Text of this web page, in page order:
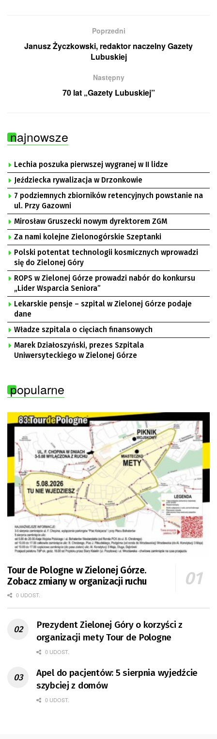
Poprzedni
Janusz Życzkowski, redaktor naczelny Gazety
Lubuskiej
Następny
70 lat „Gazety Lubuskiej”
najnowsze
Lechia poszuka pierwszej wygranej w II lidze
Jeździecka rywalizacja w Drzonkowie
7 podziemnych zbiorników retencyjnych powstanie na
ul. Przy Gazowni
Mirosław Gruszecki nowym dyrektorem ZGM
Za nami kolejne Zielonogórskie Szeptanki
Polski potentat technologii kosmicznych wprowadzi
się do Zielonej Góry
ROPS w Zielonej Górze prowadzi nabór do konkursu
„Lider Wsparcia Seniora”
Lekarskie pensje – szpital w Zielonej Górze podaje
dane
Władze szpitala o cięciach finansowych
Marek Działoszyński, prezes Szpitala
Uniwersyteckiego w Zielonej Górze
popularne
Tour de Pologne w Zielonej Górze.
Zobacz zmiany w organizacji ruchu
0 UDOST.
Prezydent Zielonej Góry o korzyści z
organizacji mety Tour de Pologne
0 UDOST.
Apel do pacjentów: 5 sierpnia wyjedźcie
szybciej z domów
0 UDOST.